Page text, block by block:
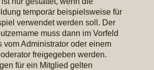
temporär beispielsweise für
verwendet werden soll. Der
muss dann im Vorfeld
vom Administrator oder einem
freigegeben werden.
für ein Mitglied gelten